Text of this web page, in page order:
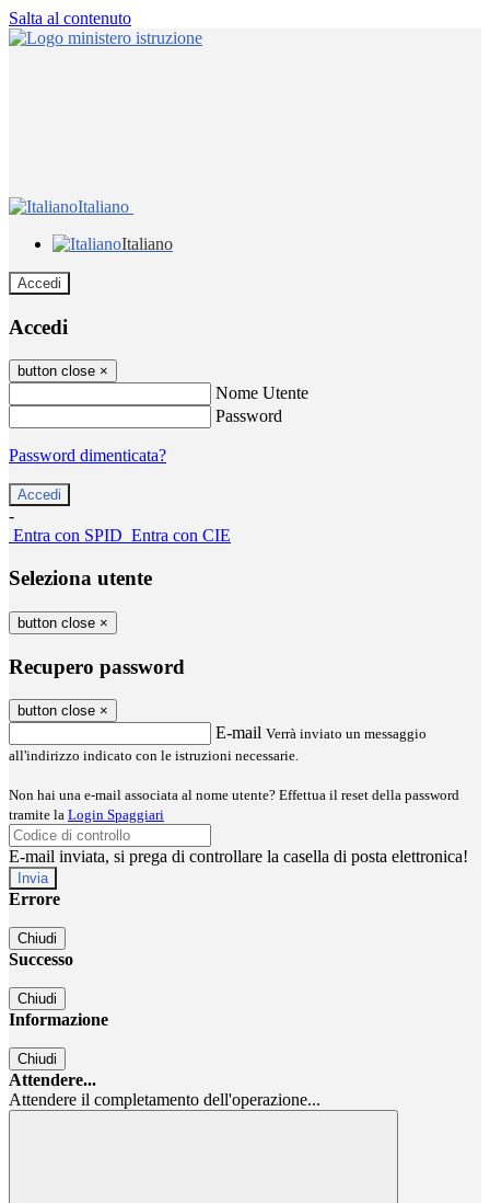
Salta al contenuto
Italiano
Italiano
Accedi
Accedi
button close ×
Nome Utente
Password
Password dimenticata?
-
Entra con SPID Entra con CIE
Seleziona utente
button close ×
Recupero password
button close ×
E-mail Verrà inviato un messaggio
all'indirizzo indicato con le istruzioni necessarie.
Non hai una e-mail associata al nome utente? Effettua il reset della password
tramite la Login Spaggiari
E-mail inviata, si prega di controllare la casella di posta elettronica!
Errore
Chiudi
Successo
Chiudi
Informazione
Chiudi
Attendere...
Attendere il completamento dell'operazione...